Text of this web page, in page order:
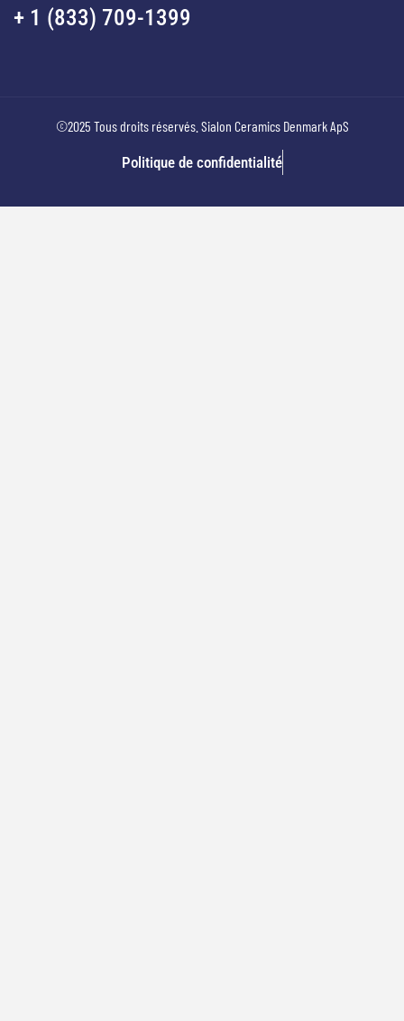
+ 1 (833) 709-1399
©2025 Tous droits réservés. Sialon Ceramics Denmark ApS
Politique de confidentialité